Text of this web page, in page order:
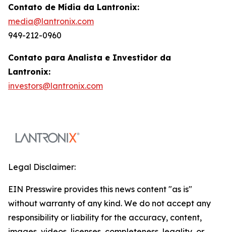
Contato de Mídia da Lantronix:
media@lantronix.com
949-212-0960
Contato para Analista e Investidor da
Lantronix:
investors@lantronix.com
Legal Disclaimer:
EIN Presswire provides this news content "as is"
without warranty of any kind. We do not accept any
responsibility or liability for the accuracy, content,